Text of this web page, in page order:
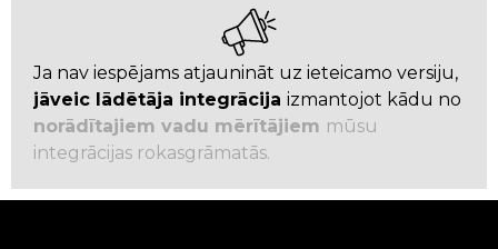
Ja nav iespējams atjaunināt uz ieteicamo versiju,
jāveic lādētāja integrācija izmantojot kādu no
norādītajiem vadu mērītājiem mūsu
integrācijas rokasgrāmatās.